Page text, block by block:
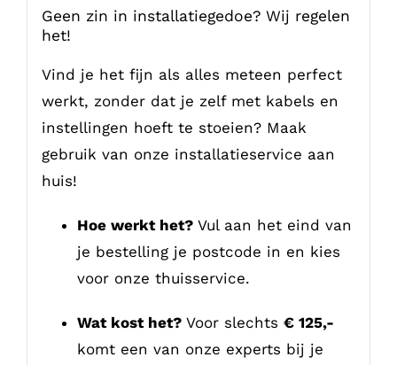
Geen zin in installatiegedoe? Wij regelen
het!
Vind je het fijn als alles meteen perfect
werkt, zonder dat je zelf met kabels en
instellingen hoeft te stoeien? Maak
gebruik van onze installatieservice aan
huis!
Hoe werkt het?Vul aan het eind van
je bestelling je postcode in en kies
voor onze thuisservice.
Wat kost het?Voor slechts € 125,-
komt een van onze experts bij je